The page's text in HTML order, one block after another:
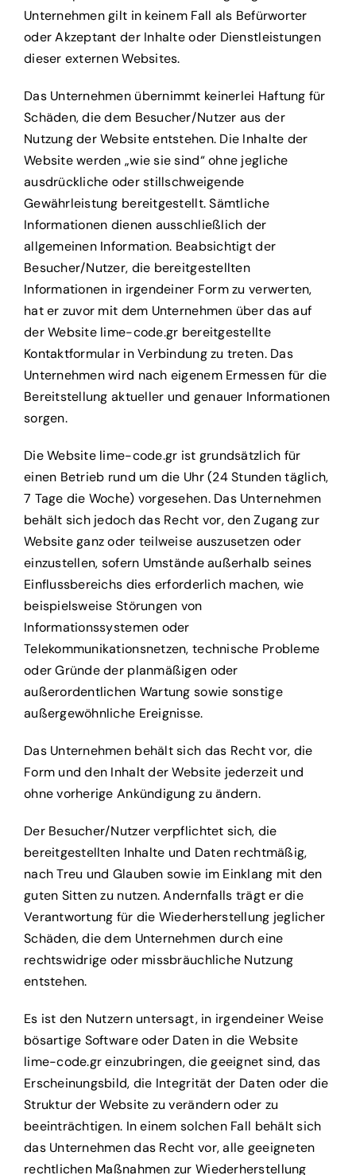
Unternehmen gilt in keinem Fall als Befürworter
oder Akzeptant der Inhalte oder Dienstleistungen
dieser externen Websites.
Das Unternehmen übernimmt keinerlei Haftung für
Schäden, die dem Besucher/Nutzer aus der
Nutzung der Website entstehen. Die Inhalte der
Website werden „wie sie sind“ ohne jegliche
ausdrückliche oder stillschweigende
Gewährleistung bereitgestellt. Sämtliche
Informationen dienen ausschließlich der
allgemeinen Information. Beabsichtigt der
Besucher/Nutzer, die bereitgestellten
Informationen in irgendeiner Form zu verwerten,
hat er zuvor mit dem Unternehmen über das auf
der Website lime-code.gr bereitgestellte
Kontaktformular in Verbindung zu treten. Das
Unternehmen wird nach eigenem Ermessen für die
Bereitstellung aktueller und genauer Informationen
sorgen.
Die Website lime-code.gr ist grundsätzlich für
einen Betrieb rund um die Uhr (24 Stunden täglich,
7 Tage die Woche) vorgesehen. Das Unternehmen
behält sich jedoch das Recht vor, den Zugang zur
Website ganz oder teilweise auszusetzen oder
einzustellen, sofern Umstände außerhalb seines
Einflussbereichs dies erforderlich machen, wie
beispielsweise Störungen von
Informationssystemen oder
Telekommunikationsnetzen, technische Probleme
oder Gründe der planmäßigen oder
außerordentlichen Wartung sowie sonstige
außergewöhnliche Ereignisse.
Das Unternehmen behält sich das Recht vor, die
Form und den Inhalt der Website jederzeit und
ohne vorherige Ankündigung zu ändern.
Der Besucher/Nutzer verpflichtet sich, die
bereitgestellten Inhalte und Daten rechtmäßig,
nach Treu und Glauben sowie im Einklang mit den
guten Sitten zu nutzen. Andernfalls trägt er die
Verantwortung für die Wiederherstellung jeglicher
Schäden, die dem Unternehmen durch eine
rechtswidrige oder missbräuchliche Nutzung
entstehen.
Es ist den Nutzern untersagt, in irgendeiner Weise
bösartige Software oder Daten in die Website
lime-code.gr einzubringen, die geeignet sind, das
Erscheinungsbild, die Integrität der Daten oder die
Struktur der Website zu verändern oder zu
beeinträchtigen. In einem solchen Fall behält sich
das Unternehmen das Recht vor, alle geeigneten
rechtlichen Maßnahmen zur Wiederherstellung